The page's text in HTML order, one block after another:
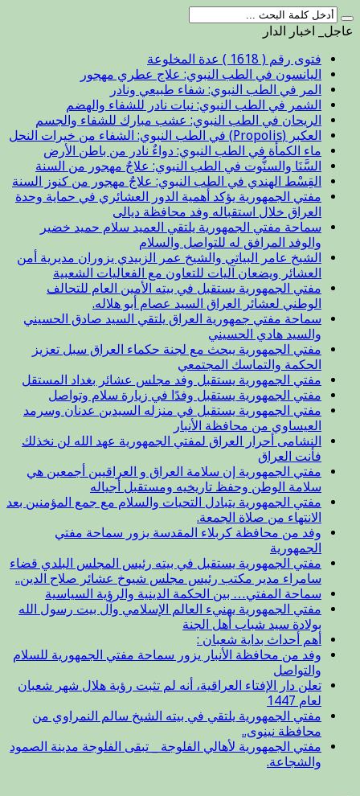
عاجل_ اخبار الدار
فتوى رقم ( 1618 ) عدة المخلوعة
اليانسون في الطب النبوي: علاج عطري مهجور
المر في الطب النبوي: شفاء طبيعي ونادر
الشمر في الطب النبوي: نبات نادر للشفاء والهضم
الريحان في الطب النبوي: عشب مبارك للشفاء والجسم
العكبر (Propolis) في الطب النبوي: الشفاء من خيرات النحل
ماء الكمأة في الطب النبوي: دواءٌ نادر من باطن الأرض
السَّنَا والسنُّوت في الطب النبوي: علاجٌ مهجور من السنة
القِسْط الهندي في الطب النبوي: علاجٌ مهجور من كنوز السنة
مفتي الجمهورية يؤكد أهمية الدور العشائري في حماية وحدة
العراق خلال استقباله وفد محافظة ديالى
سماحة مفتي الجمهورية يلتقي العميد سلام حميد خضير
والوفد المرافق له للتواصل والسلام
الشيخ عامر البياتي والشيخ عمر الزبيدي يزوران مديرية أمن
العشائر ويضعان آليات للتعاون مع الفعاليات الشعبية
مفتي الجمهورية يستقبل في بيته الأمين العام للتحالف
الوطني لعشائر العراق السيد عصام أبو هلاله.
سماحة مفتي جمهورية العراق يلتقي السيد صادق الحسيني
والسيد هادي الحسيني
مفتي الجمهورية يبحث مع لجنة حكماء العراق سبل تعزيز
الحكمة والتماسك المجتمعي
مفتي الجمهورية يستقبل وفد مجلس عشائر بغداد المستقل
مفتي الجمهورية يستقبل وفدًا في زيارة سلام وتواصل
مفتي الجمهورية يستقبل في منزله السيدين عدنان وسرمد
العيساوي من محافظة الأنبار
النشامى أحرار العراق لمفتي الجمهورية عهد الله لن نخذلك
فأنت العراق
مفتي الجمهورية إن سلامة العراق و العراقيين أجمعين هي
سلامة الوطن وحفظ تاريخيه ومستقبل أجياله
مفتي الجمهورية يتبادل التحيات والسلام مع جمع المؤمنين بعد
الانتهاء من صلاة الجمعة.
وفد من محافظة كربلاء المقدسة يزور سماحة مفتي
الجمهورية
مفتي الجمهورية يستقبل في بيته رئيس المجلس البلدي قضاء
سامراء مدير مكتب رئيس مجلس شيوخ عشائر صلاح الدين..
سماحة المفتي… بين الحكمة الدينية والرؤية السياسية
مفتي الجمهورية يهنيء العالم الإسلامي وآل بيت رسول الله
بولادة سيد شباب أهل الجنة
أهم أحداث بداية شعبان :
وفد من محافظة الأنبار يزور سماحة مفتي الجمهورية للسلام
والتواصل
تعلن دار الإفتاء العراقية، أنه لم تثبت رؤية هلال شهر شعبان
لعام 1447
مفتي الجمهورية يلتقي في بيته الشيخ سالم النمراوي من
محافظة نينوى..
مفتي الجمهورية لأهالي الفلوجة _ تبقى الفلوجة مدينة الصمود
والشجاعة.